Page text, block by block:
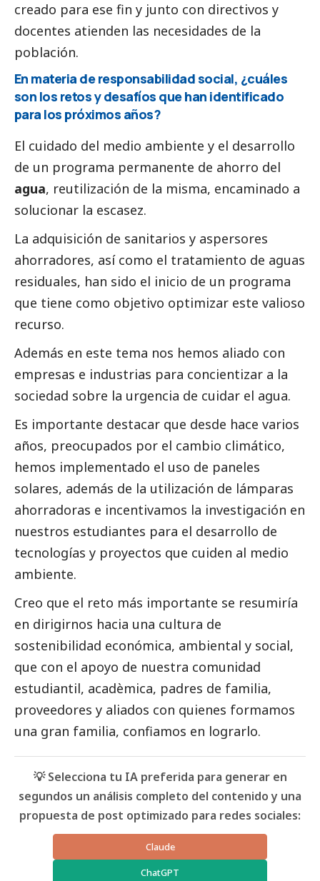
creado para ese fin y junto con directivos y
docentes atienden las necesidades de la
población.
En materia de responsabilidad social, ¿cuáles
son los retos y desafíos que han identificado
para los próximos años?
El cuidado del medio ambiente y el desarrollo
de un programa permanente de ahorro del
agua, reutilización de la misma, encaminado a
solucionar la escasez.
La adquisición de sanitarios y aspersores
ahorradores, así como el tratamiento de aguas
residuales, han sido el inicio de un programa
que tiene como objetivo optimizar este valioso
recurso.
Además en este tema nos hemos aliado con
empresas e industrias para concientizar a la
sociedad sobre la urgencia de cuidar el agua.
Es importante destacar que desde hace varios
años, preocupados por el cambio climático,
hemos implementado el uso de paneles
solares, además de la utilización de lámparas
ahorradoras e incentivamos la investigación en
nuestros estudiantes para el desarrollo de
tecnologías y proyectos que cuiden al medio
ambiente.
Creo que el reto más importante se resumiría
en dirigirnos hacia una cultura de
sostenibilidad económica, ambiental y social,
que con el apoyo de nuestra comunidad
estudiantil, acadèmica, padres de familia,
proveedores y aliados con quienes formamos
una gran familia, confiamos en lograrlo.
💡 Selecciona tu IA preferida para generar en
segundos un análisis completo del contenido y una
propuesta de post optimizado para redes sociales:
Claude
ChatGPT